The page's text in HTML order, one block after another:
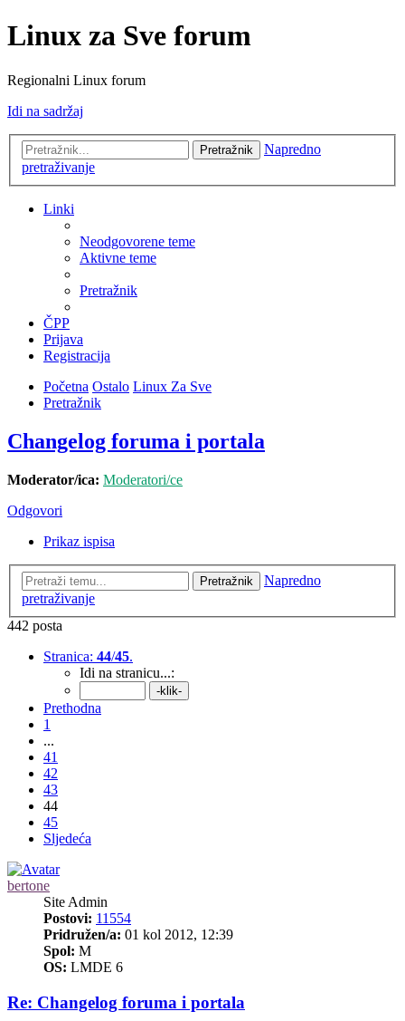
Linux za Sve forum
Regionalni Linux forum
Idi na sadržaj
Pretražnik
Napredno
pretraživanje
Linki
Neodgovorene teme
Aktivne teme
Pretražnik
ČPP
Prijava
Registracija
Početna Ostalo Linux Za Sve
Pretražnik
Changelog foruma i portala
Moderator/ica: Moderatori/ce
Odgovori
Prikaz ispisa
Pretražnik
Napredno
pretraživanje
442 posta
Stranica: 44/45.
Idi na stranicu...:
Prethodna
1
...
41
42
43
44
45
Sljedeća
bertone
Site Admin
Postovi: 11554
Pridružen/a: 01 kol 2012, 12:39
Spol: M
OS: LMDE 6
Re: Changelog foruma i portala